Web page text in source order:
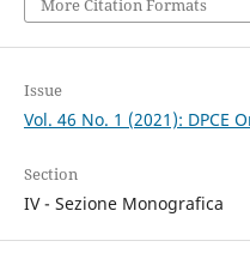
More Citation Formats
Issue
Vol. 46 No. 1 (2021): DPCE
Section
IV - Sezione Monografica